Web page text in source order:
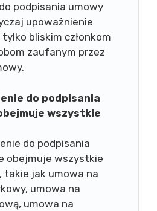
podpisania umowy
upoważnienie
bliskim członkom
zaufanym przez
do podpisania
wszystkie
do podpisania
obejmuje wszystkie
takie jak umowa na
umowa na
umowa na